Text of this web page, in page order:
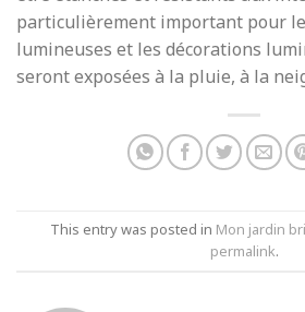
particulièrement important pour
lumineuses et les décorations
seront exposées à la pluie, à la
This entry was posted in Mon jardin
permalink.